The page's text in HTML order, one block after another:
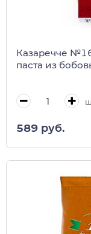
Казаречче
паста из
589 руб.